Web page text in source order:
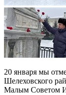
20 января мы
Шелеховского
Малым Советом